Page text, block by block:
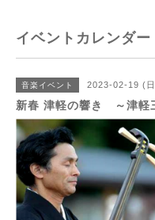
イベントカレンダー
音楽イベント 2023-02-19 (
新春 津軽の響き ～津軽